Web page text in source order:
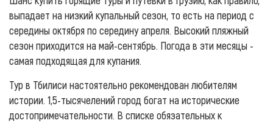
выпадает на низкий купальный сезон, то есть на период с
середины октября по середину апреля. Высокий пляжный
сезон приходится на май-сентябрь. Погода в эти месяцы -
самая подходящая для купания.
Тур в Тбилиси настоятельно рекомендован любителям
истории. 1,5-тысячелений город богат на исторические
достопримечательности. В списке обязательных к